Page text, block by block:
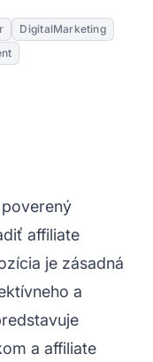
DigitalMarketing
affiliate
je zásadná
a
a affiliate